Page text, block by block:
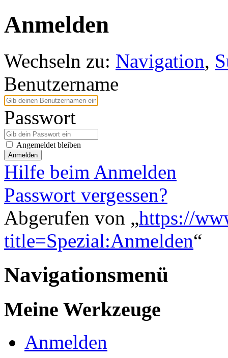
Anmelden
Wechseln zu: Navigation,
Benutzername
Passwort
Angemeldet bleiben
Anmelden
Hilfe beim Anmelden
Passwort vergessen?
Abgerufen von „https://
title=Spezial:Anmelden“
Navigationsmenü
Meine Werkzeuge
Anmelden